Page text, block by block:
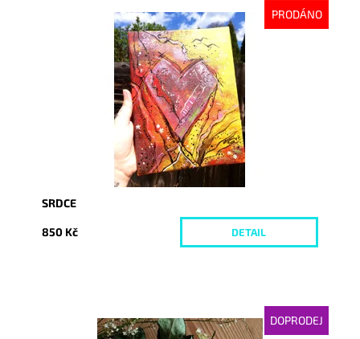
PRODÁNO
Vyprodáno
3515
SRDCE
850 Kč DETAIL
DOPRODEJ